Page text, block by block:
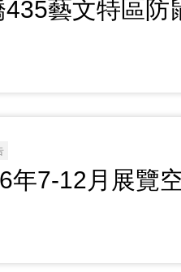
435藝文特區防
年7-12月展覽